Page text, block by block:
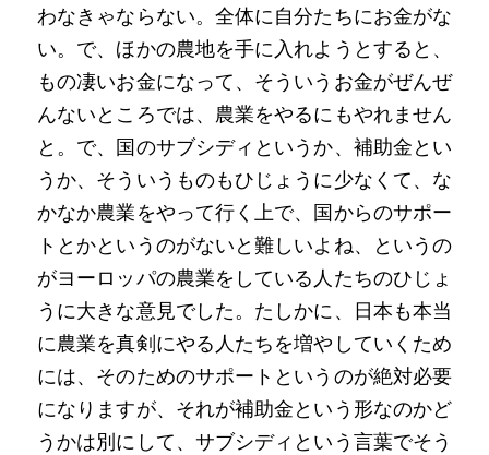
わなきゃならない。全体に自分たちにお金がな
い。で、ほかの農地を手に入れようとすると、
もの凄いお金になって、そういうお金がぜんぜ
んないところでは、農業をやるにもやれません
と。で、国のサブシディというか、補助金とい
うか、そういうものもひじょうに少なくて、な
かなか農業をやって行く上で、国からのサポー
トとかというのがないと難しいよね、というの
がヨーロッパの農業をしている人たちのひじょ
うに大きな意見でした。たしかに、日本も本当
に農業を真剣にやる人たちを増やしていくため
には、そのためのサポートというのが絶対必要
になりますが、それが補助金という形なのかど
うかは別にして、サブシディという言葉でそう